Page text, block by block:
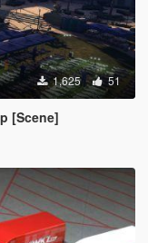
1,625 51
[Scene]